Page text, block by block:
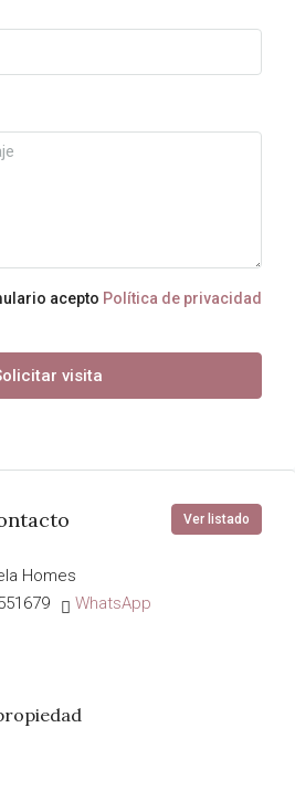
acepto Política de privacidad
visita
Ver listado
Homes
WhatsApp